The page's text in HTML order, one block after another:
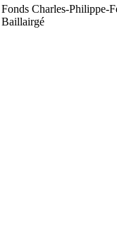
Fonds Charles-Philippe-
Baillairgé